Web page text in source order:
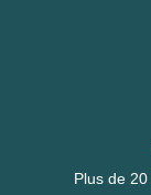
Plus de